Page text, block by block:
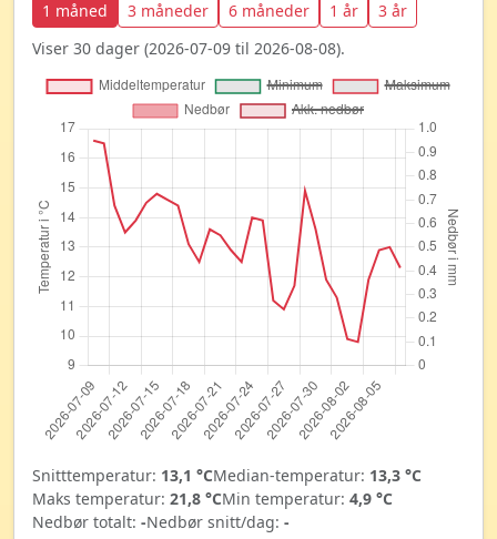
1 måned 3 måneder 6 måneder 1 år
3 år
Viser 30 dager (2026-07-09 til 2026-08-08).
Snitttemperatur: 13,1 °CMedian-temperatur: 13,3 °C
Maks temperatur: 21,8 °CMin temperatur: 4,9 °C
Nedbør totalt: -Nedbør snitt/dag: -